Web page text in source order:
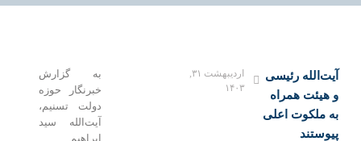
رئیسی
همراه
ملکوت اعلی
اردیبهشت ۳۱,
به گزارش
خبرنگار حوزه
دولت تسنیم،
آیت‌الله سید